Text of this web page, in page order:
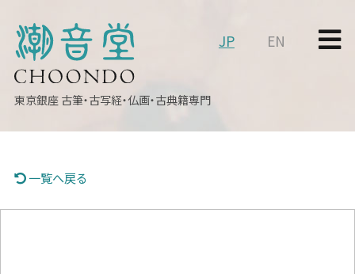
東京銀座 古筆・古写経・仏画・古典籍専門
JP EN
一覧へ戻る